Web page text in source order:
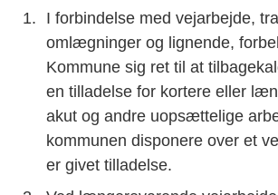
I forbindelse med vejarbejde,
omlægninger og lignende,
Kommune sig ret til at
en tilladelse for kortere eller
akut og andre uopsættelige
kommunen disponere over et
er givet tilladelse.